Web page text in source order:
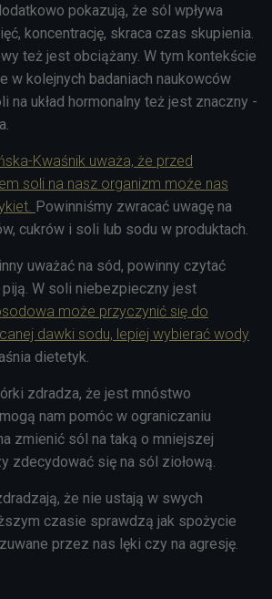
pokazują, że sól wpływa
koncentrację, skraca czas skupienia.
też jest obciążany. W tym kontekście
w kolejnych badaniach naukowców
na układ hormonalny też jest znaczny -
Kwaśnik uważa, że przed
soli na nasz organizm może nas
Powinniśmy zwracać uwagę na
cukrów i soli lub sodu w produktach.
uważać na sód, powinny czytać
W soli niebezpieczny jest
może przyczynić się do
dawki sodu, lepiej wybierać wody
dietetyk.
zdradza, że jest mnóstwo
nam pomóc w ograniczaniu
zmienić sól na taką o mniejszej
zdecydować się na sól ziołową.
że nie ustają w swych
czasie sprawdzą jak spożycie
przez nas lęki czy na agresję.